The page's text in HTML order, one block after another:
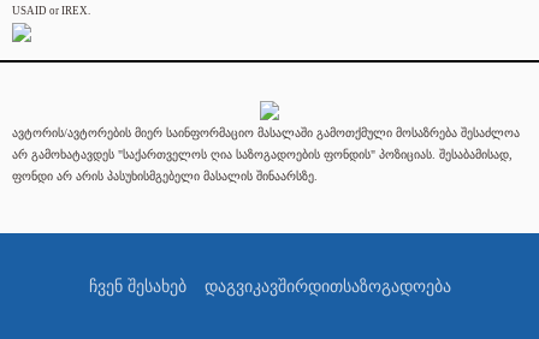
USAID or IREX.
ავტორის/ავტორების მიერ საინფორმაციო მასალაში გამოთქმული მოსაზრება შესაძლოა
არ გამოხატავდეს "საქართველოს ღია საზოგადოების ფონდის" პოზიციას. შესაბამისად,
ფონდი არ არის პასუხისმგებელი მასალის შინაარსზე.
ჩვენ შესახებ დაგვიკავშირდითსაზოგადოება